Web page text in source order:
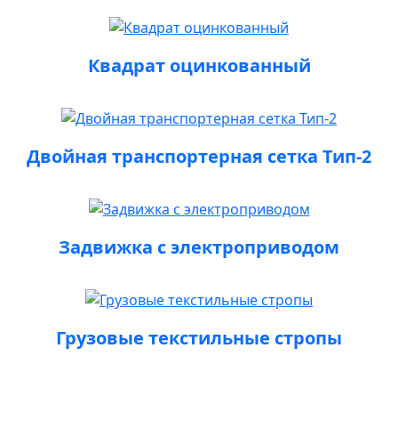
Квадрат оцинкованный
Двойная транспортерная сетка Тип-2
Задвижка с электроприводом
Грузовые текстильные стропы